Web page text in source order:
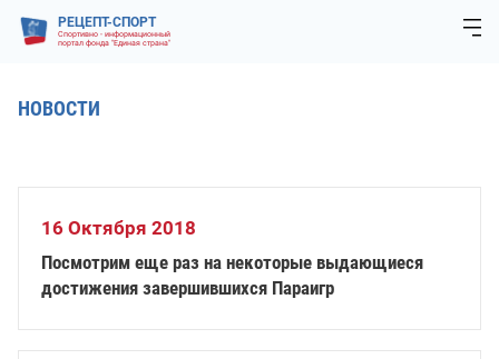
РЕЦЕПТ-СПОРТ
Спортивно - информационный
портал фонда "Единая страна"
НОВОСТИ
16 Октября 2018
Посмотрим еще раз на некоторые выдающиеся
достижения завершившихся Параигр